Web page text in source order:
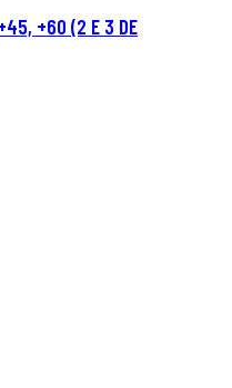
+45, +60 (2 E 3 DE